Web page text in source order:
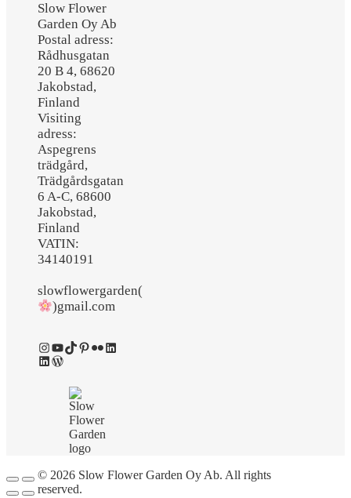
Slow Flower
Garden Oy Ab
Postal adress:
Rådhusgatan
20 B 4, 68620
Jakobstad,
Finland
Visiting
adress:
Aspegrens
trädgård,
Trädgårdsgatan
6 A-C, 68600
Jakobstad,
Finland
VATIN:
34140191
slowflowergarden(
)gmail.com
Instagram
YouTube
TikTok
Pinterest
FlickrLinkedIn
LinkedIn
WordPress
© 2026 Slow Flower Garden Oy Ab. All rights
reserved.